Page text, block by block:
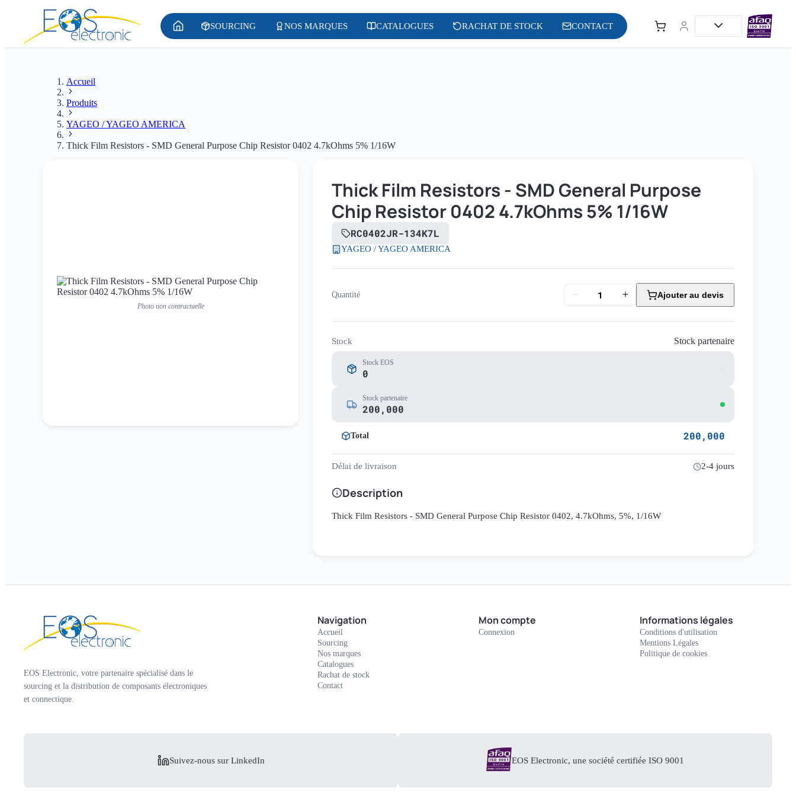
SOURCING NOS MARQUES CATALOGUES RACHAT DE STOCK CONTACT
Accueil
Produits
YAGEO / YAGEO AMERICA
Thick Film Resistors - SMD General Purpose Chip Resistor 0402 4.7kOhms 5% 1/16W
Photo non contractuelle
Thick Film Resistors - SMD General Purpose
Chip Resistor 0402 4.7kOhms 5% 1/16W
RC0402JR-134K7L
YAGEO / YAGEO AMERICA
Quantité Ajouter au devis
Stock Stock partenaire
Stock EOS
0
Stock partenaire
200,000
Total 200,000
Délai de livraison 2-4 jours
Description
Thick Film Resistors - SMD General Purpose Chip Resistor 0402, 4.7kOhms, 5%, 1/16W
EOS Electronic, votre partenaire spécialisé dans le
sourcing et la distribution de composants électroniques
et connectique.
Navigation
Accueil
Sourcing
Nos marques
Catalogues
Rachat de stock
Contact
Mon compte
Connexion
Informations légales
Conditions d'utilisation
Mentions Légales
Politique de cookies
Suivez-nous sur LinkedIn EOS Electronic, une société certifiée ISO 9001